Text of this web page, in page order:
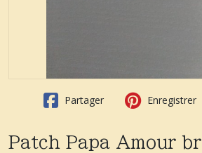
Partager Enregistrer
Patch Papa Amour